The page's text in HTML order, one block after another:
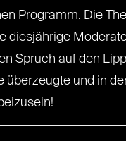
Programm. Die
diesjährige
Spruch auf den
überzeugte und in